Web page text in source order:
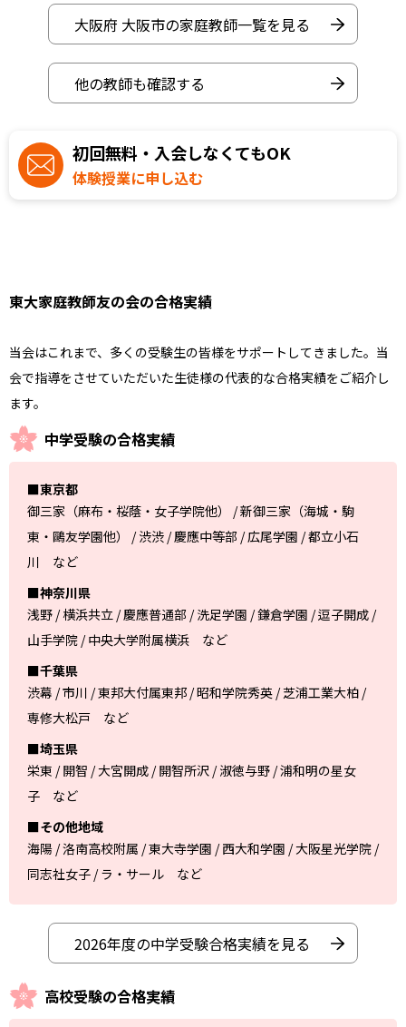
大阪府 大阪市の家庭教師一覧を見る
他の教師も確認する
初回無料・入会しなくてもOK
体験授業に申し込む
東大家庭教師友の会の合格実績
当会はこれまで、多くの受験生の皆様をサポートしてきました。当
会で指導をさせていただいた生徒様の代表的な合格実績をご紹介し
ます。
中学受験の合格実績
■東京都
御三家（麻布・桜蔭・女子学院他） / 新御三家（海城・駒
東・鷗友学園他） / 渋渋 / 慶應中等部 / 広尾学園 / 都立小石
川 など
■神奈川県
浅野 / 横浜共立 / 慶應普通部 / 洗足学園 / 鎌倉学園 / 逗子開成 /
山手学院 / 中央大学附属横浜 など
■千葉県
渋幕 / 市川 / 東邦大付属東邦 / 昭和学院秀英 / 芝浦工業大柏 /
専修大松戸 など
■埼玉県
栄東 / 開智 / 大宮開成 / 開智所沢 / 淑徳与野 / 浦和明の星女
子 など
■その他地域
海陽 / 洛南高校附属 / 東大寺学園 / 西大和学園 / 大阪星光学院 /
同志社女子 / ラ・サール など
2026年度の中学受験合格実績を見る
高校受験の合格実績